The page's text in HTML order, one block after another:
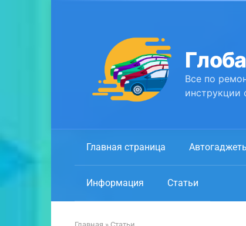
Все по
инструкции
Главная страница
Информация Статьи